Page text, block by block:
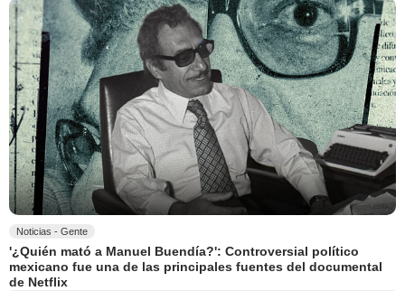
Noticias - Gente
'¿Quién mató a Manuel Buendía?': Controversial político
mexicano fue una de las principales fuentes del documental
de Netflix